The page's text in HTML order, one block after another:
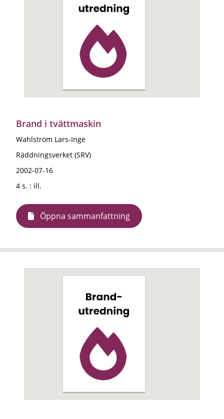
Brand i tvättmaskin
Wahlström Lars-Inge
Räddningsverket (SRV)
2002-07-16
4 s. : ill.
Öppna sammanfattning